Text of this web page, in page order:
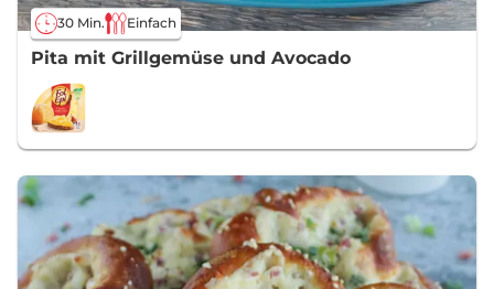
30 Min. Einfach
Pita mit Grillgemüse und Avocado